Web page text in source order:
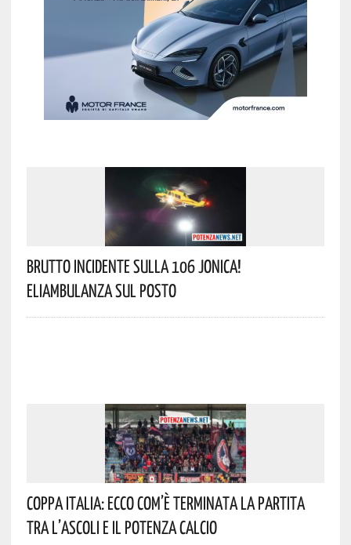
Brutto Incidente Sulla 106 Jonica!
Eliambulanza Sul Posto
Coppa Italia: Ecco Com’è Terminata La Partita
Tra L’Ascoli E Il Potenza Calcio